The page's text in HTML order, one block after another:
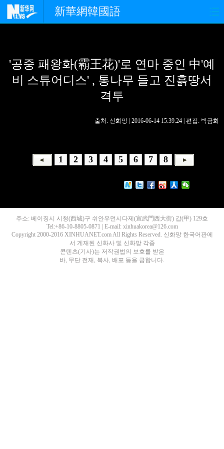
新華網韓國語
경제 사회 포토
중한교류 핫 TV 문화
'공중 패왕화(霸王花)'로 연마 중인 中'예
비 스튜어디스' , 통나무 들고 진흙땅서
격투
출처: 신화망 | 2016-06-14 15:39:24 | 편집: 박금화
1 2 3 4 5 6 7 8
주소: 베이징시 시청(西城)구 쉬안우먼시다제(宣武門西大街) 갑(甲) 129호
Tel:+86-10-8805-0871 | E-mail: xinhuakorea@126.com
Copyright 2000-2016 XINHUANET.com All Rights Reserved. 신화망 한국어판에
서 게재된 신화사 및 신화망 각종
콘텐츠(기사)는 저작권법의 보호를 받은
바, 무단 전재, 복사, 배포 등을 금합니다.